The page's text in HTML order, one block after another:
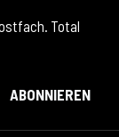
Total
ABONNIEREN